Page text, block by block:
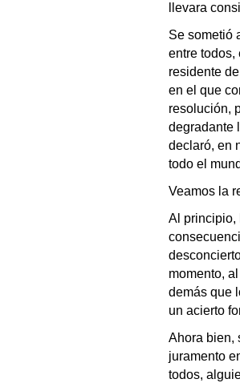
llevara
Se sometió
entre todos,
residente
en el que
resolución,
degradante
declaró, en
todo el
Veamos la
Al principio,
momento,
demás que
un acierto
Ahora bien,
juramento
todos,